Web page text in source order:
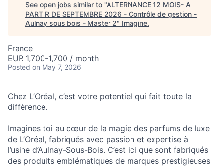
See open jobs similar to "ALTERNANCE 12 MOIS- A
PARTIR DE SEPTEMBRE 2026 - Contrôle de gestion -
Aulnay sous bois - Master 2" Imagine.
France
EUR 1,700-1,700 / month
Posted on May 7, 2026
Chez L’Oréal, c’est votre potentiel qui fait toute la
différence.
Imagines toi au cœur de la magie des parfums de luxe
de L’Oréal, fabriqués avec passion et expertise à
l’usine d’Aulnay-Sous-Bois. C’est ici que sont fabriqués
des produits emblématiques de marques prestigieuses